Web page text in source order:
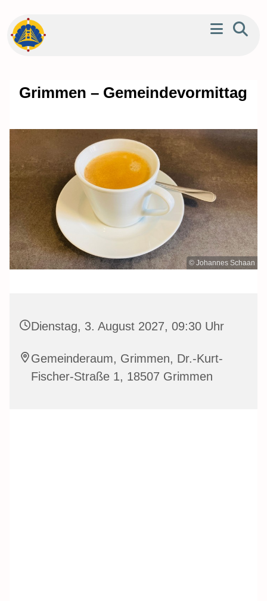
Grimmen – Gemeindevormittag
© Johannes Schaan
Dienstag, 3. August 2027, 09:30 Uhr
Gemeinderaum, Grimmen, Dr.-Kurt-
Fischer-Straße 1, 18507 Grimmen